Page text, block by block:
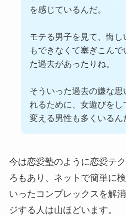
を感じているんだ。
モテる男子を見て、悔し
もできなくて塞ぎこんで
た過去があったりね。
そういった過去の嫌な思
れるために、女遊びをし
変える男性も多くいるん
今は恋愛塾のように恋愛テ
ろもあり、ネットで簡単に
いったコンプレックスを解
ジする人は山ほどいます。